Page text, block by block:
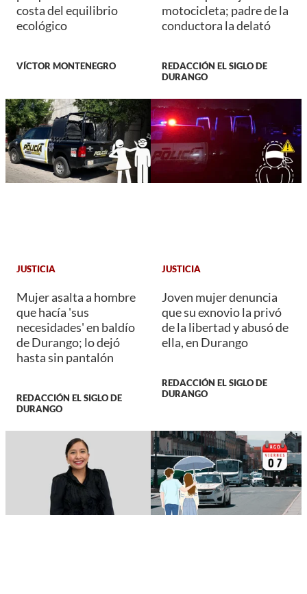
costa del equilibrio
ecológico
VÍCTOR MONTENEGRO
motocicleta; padre de la
conductora la delató
REDACCIÓN EL SIGLO DE
DURANGO
JUSTICIA
Mujer asalta a hombre
que hacía 'sus
necesidades' en baldío
de Durango; lo dejó
hasta sin pantalón
REDACCIÓN EL SIGLO DE
DURANGO
JUSTICIA
Joven mujer denuncia
que su exnovio la privó
de la libertad y abusó de
ella, en Durango
REDACCIÓN EL SIGLO DE
DURANGO